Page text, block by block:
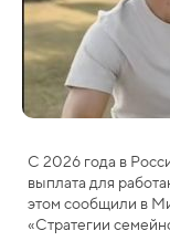
С 2026 года в
выплата для
этом сообщили в
«Стратегии